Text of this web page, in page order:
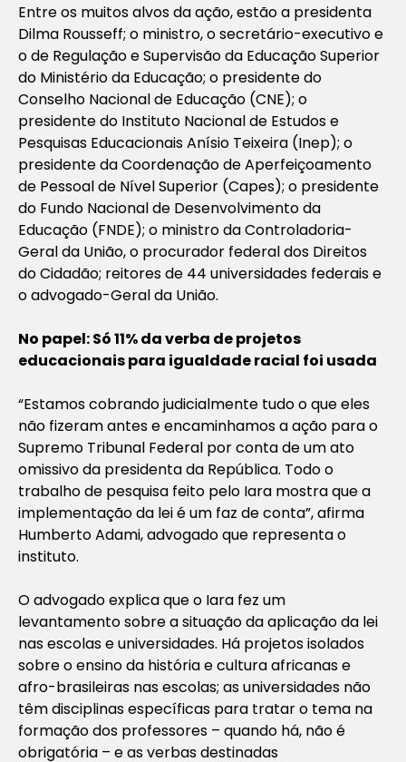
Entre os muitos alvos da ação, estão a presidenta
Dilma Rousseff; o ministro, o secretário-executivo e
o de Regulação e Supervisão da Educação Superior
do Ministério da Educação; o presidente do
Conselho Nacional de Educação (CNE); o
presidente do Instituto Nacional de Estudos e
Pesquisas Educacionais Anísio Teixeira (Inep); o
presidente da Coordenação de Aperfeiçoamento
de Pessoal de Nível Superior (Capes); o presidente
do Fundo Nacional de Desenvolvimento da
Educação (FNDE); o ministro da Controladoria-
Geral da União, o procurador federal dos Direitos
do Cidadão; reitores de 44 universidades federais e
o advogado-Geral da União.
No papel: Só 11% da verba de projetos
educacionais para igualdade racial foi usada
“Estamos cobrando judicialmente tudo o que eles
não fizeram antes e encaminhamos a ação para o
Supremo Tribunal Federal por conta de um ato
omissivo da presidenta da República. Todo o
trabalho de pesquisa feito pelo Iara mostra que a
implementação da lei é um faz de conta”, afirma
Humberto Adami, advogado que representa o
instituto.
O advogado explica que o Iara fez um
levantamento sobre a situação da aplicação da lei
nas escolas e universidades. Há projetos isolados
sobre o ensino da história e cultura africanas e
afro-brasileiras nas escolas; as universidades não
têm disciplinas específicas para tratar o tema na
formação dos professores – quando há, não é
obrigatória – e as verbas destinadas